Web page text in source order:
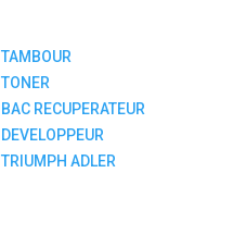
TAMBOUR
TONER
BAC RECUPERATEUR
DEVELOPPEUR
TRIUMPH ADLER